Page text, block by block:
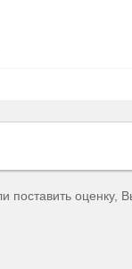
поставить